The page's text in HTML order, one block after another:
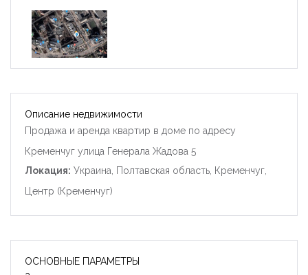
Описание недвижимости
Продажа и аренда квартир в доме по адресу
Кременчуг улица Генерала Жадова 5
Локация: Украина, Полтавская область, Кременчуг,
Центр (Кременчуг)
ОСНОВНЫЕ ПАРАМЕТРЫ